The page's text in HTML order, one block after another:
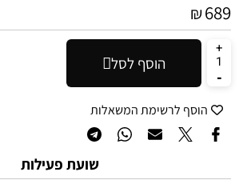
₪689
הוסף לסל
הוסף לרשימת המשאלות
שועת פעילות